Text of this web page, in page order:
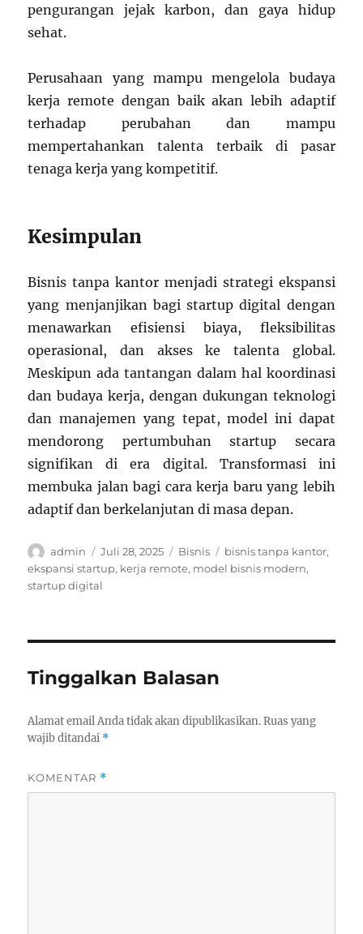
pengurangan jejak karbon, dan gaya hidup
sehat.
Perusahaan yang mampu mengelola budaya
kerja remote dengan baik akan lebih adaptif
terhadap perubahan dan mampu
mempertahankan talenta terbaik di pasar
tenaga kerja yang kompetitif.
Kesimpulan
Bisnis tanpa kantor menjadi strategi ekspansi
yang menjanjikan bagi startup digital dengan
menawarkan efisiensi biaya, fleksibilitas
operasional, dan akses ke talenta global.
Meskipun ada tantangan dalam hal koordinasi
dan budaya kerja, dengan dukungan teknologi
dan manajemen yang tepat, model ini dapat
mendorong pertumbuhan startup secara
signifikan di era digital. Transformasi ini
membuka jalan bagi cara kerja baru yang lebih
adaptif dan berkelanjutan di masa depan.
Author
admin
Posted
on
Juli 28, 2025 Categories
Bisnis Tags
bisnis tanpa kantor,
ekspansi startup, kerja remote, model bisnis modern,
startup digital
Tinggalkan Balasan
Alamat email Anda tidak akan dipublikasikan. Ruas yang
wajib ditandai *
KOMENTAR *